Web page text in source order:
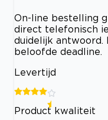
On-line bestelling
direct telefonisch
duidelijk antwoord.
beloofde deadline.
Levertijd
Product kwaliteit